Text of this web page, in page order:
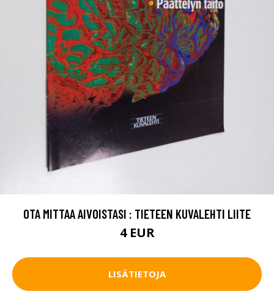
OTA MITTAA AIVOISTASI : TIETEEN KUVALEHTI LIITE
4 EUR
LISÄTIETOJA